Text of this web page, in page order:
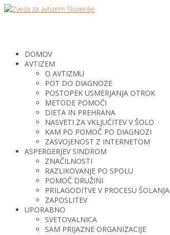
DOMOV
AVTIZEM
O AVTIZMU
POT DO DIAGNOZE
POSTOPEK USMERJANJA OTROK
METODE POMOČI
DIETA IN PREHRANA
NASVETI ZA VKLJUČITEV V ŠOLO
KAM PO POMOČ PO DIAGNOZI
ZASVOJENOST Z INTERNETOM
ASPERGERJEV SINDROM
ZNAČILNOSTI
RAZLIKOVANJE PO SPOLU
POMOČ DRUŽINI
PRILAGODITVE V PROCESU ŠOLANJA
ZAPOSLITEV
UPORABNO
SVETOVALNICA
SAM PRIJAZNE ORGANIZACIJE